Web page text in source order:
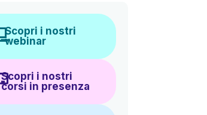
Scopri i nostri
webinar
Scopri i nostri
corsi in presenza